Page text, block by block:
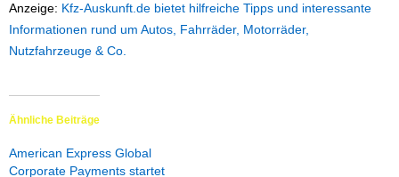
Anzeige: Kfz-Auskunft.de bietet hilfreiche Tipps und interessante
Informationen rund um Autos, Fahrräder, Motorräder,
Nutzfahrzeuge & Co.
Ähnliche Beiträge
American Express Global
Corporate Payments startet